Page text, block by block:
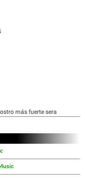
más fuerte sera